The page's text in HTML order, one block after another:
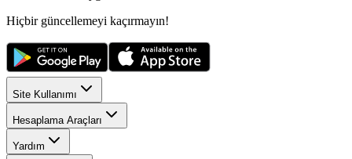
Hiçbir güncellemeyi kaçırmayın!
Site Kullanımı
Hesaplama Araçları
Yardım